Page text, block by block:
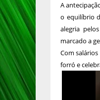
A
o equilíbrio
alegria
marcado a
Com
forró e